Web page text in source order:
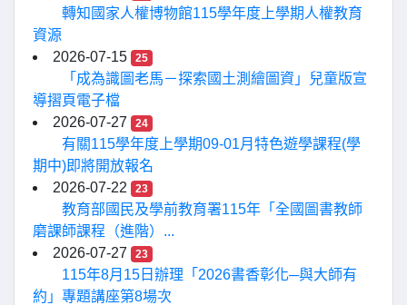
轉知國家人權博物館115學年度上學期人權教育
資源
2026-07-15
25
「成為識圖老馬－探索國土測繪圖資」兒童版宣
導摺頁電子檔
2026-07-27
24
有關115學年度上學期09-01月特色遊學課程(學
期中)即將開放報名
2026-07-22
23
教育部國民及學前教育署115年「全國圖書教師
磨課師課程（進階）...
2026-07-27
23
115年8月15日辦理「2026書香彰化─與大師有
約」專題講座第8場次